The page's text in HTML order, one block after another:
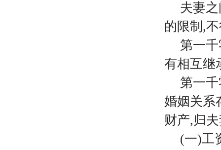
夫妻
的限制 ,
第一
有相互继
第一
婚姻关系
财产,归
(一)工